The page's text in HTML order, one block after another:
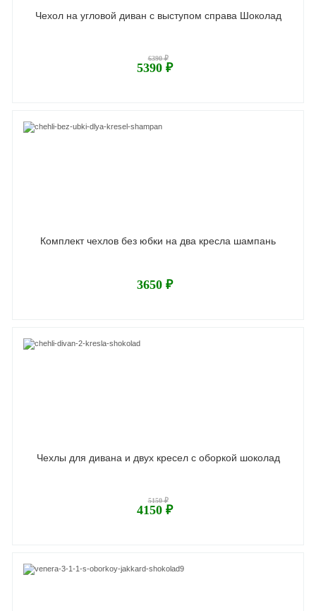
Чехол на угловой диван с выступом справа Шоколад
6390 ₽
5390 ₽
Комплект чехлов без юбки на два кресла шампань
3650 ₽
Чехлы для дивана и двух кресел с оборкой шоколад
5150 ₽
4150 ₽